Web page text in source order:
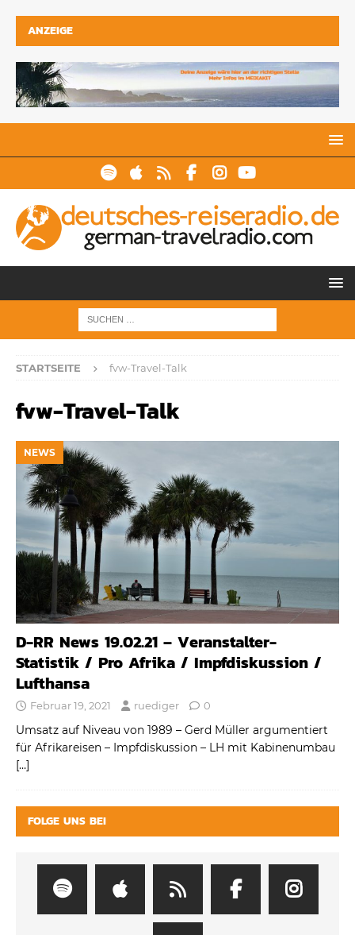
ANZEIGE
STARTSEITE fvw-Travel-Talk
fvw-Travel-Talk
NEWS
D-RR News 19.02.21 – Veranstalter-
Statistik / Pro Afrika / Impfdiskussion /
Lufthansa
Februar 19, 2021 ruediger 0
Umsatz auf Niveau von 1989 – Gerd Müller argumentiert
für Afrikareisen – Impfdiskussion – LH mit Kabinenumbau
[…]
FOLGE UNS BEI